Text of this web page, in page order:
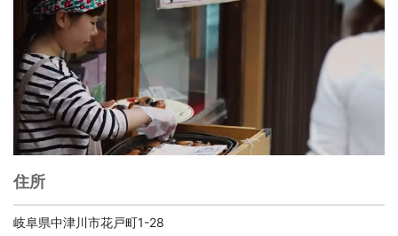
住所
岐阜県中津川市花戸町1-28